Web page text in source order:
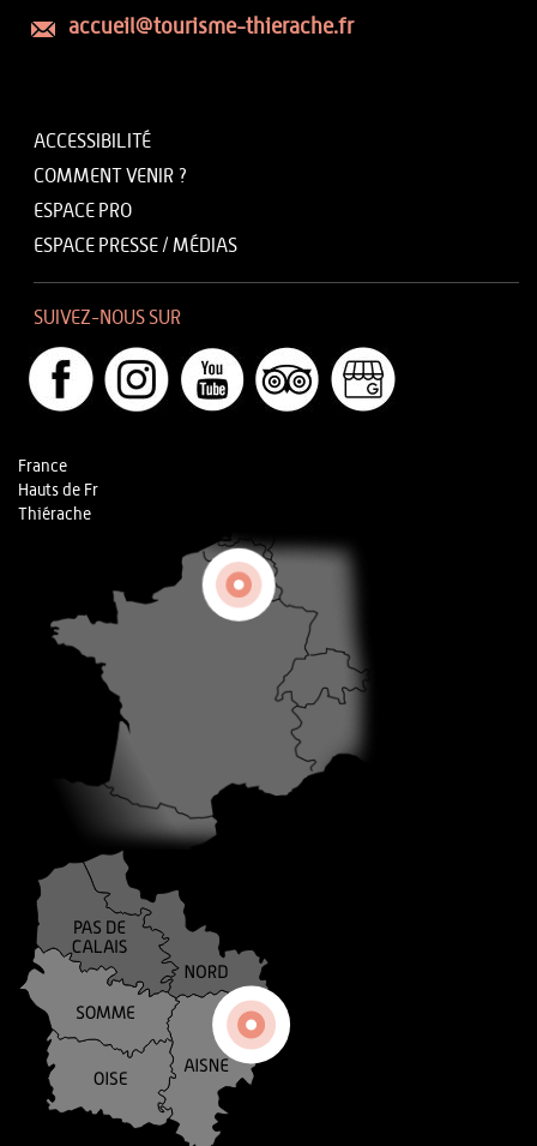
accueil@tourisme-thierache.fr
ACCESSIBILITÉ
COMMENT VENIR ?
ESPACE PRO
ESPACE PRESSE / MÉDIAS
SUIVEZ-NOUS SUR
France
Hauts de Fr
Thiérache